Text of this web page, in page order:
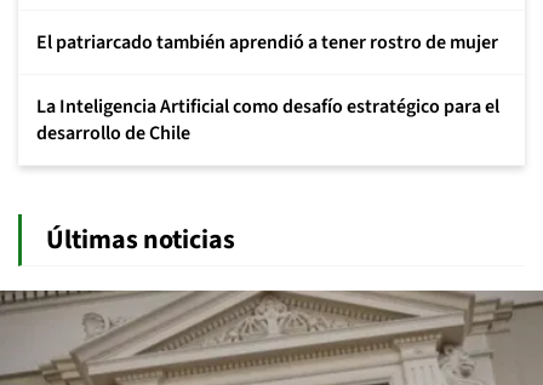
El patriarcado también aprendió a tener rostro de mujer
La Inteligencia Artificial como desafío estratégico para el
desarrollo de Chile
Últimas noticias